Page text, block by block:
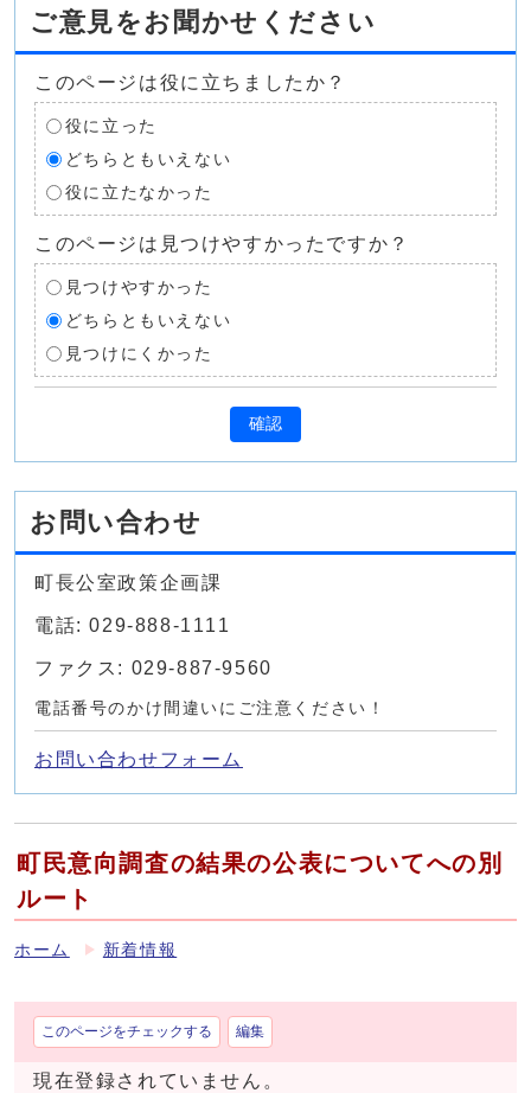
ご意見をお聞かせください
このページは役に立ちましたか？
役に立った
どちらともいえない
役に立たなかった
このページは見つけやすかったですか？
見つけやすかった
どちらともいえない
見つけにくかった
確認
お問い合わせ
町長公室政策企画課
電話: 029-888-1111
ファクス: 029-887-9560
電話番号のかけ間違いにご注意ください！
お問い合わせフォーム
町民意向調査の結果の公表についてへの別
ルート
ホーム 新着情報
このページをチェックする 編集
現在登録されていません。